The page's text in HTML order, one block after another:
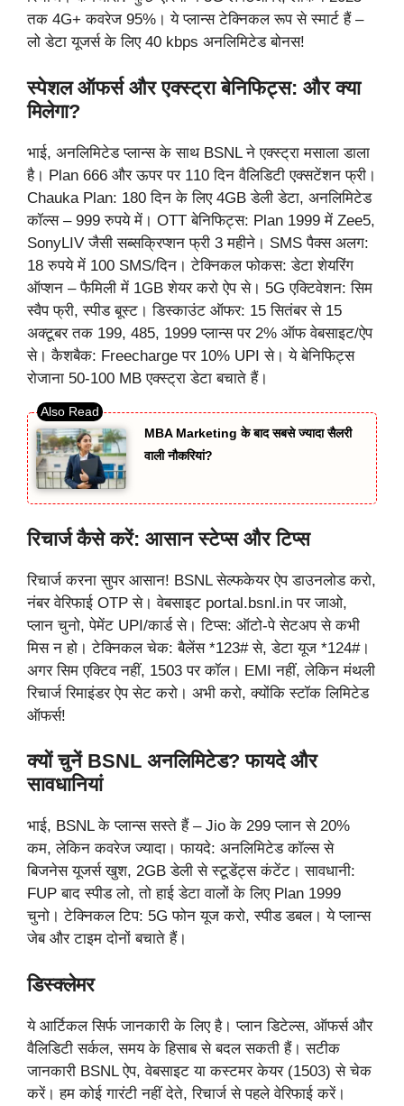
तक 4G+ कवरेज 95%। ये प्लान्स टेक्निकल रूप से स्मार्ट हैं –
लो डेटा यूजर्स के लिए 40 kbps अनलिमिटेड बोनस!
स्पेशल ऑफर्स और एक्स्ट्रा बेनिफिट्स: और क्या
मिलेगा?
भाई, अनलिमिटेड प्लान्स के साथ BSNL ने एक्स्ट्रा मसाला डाला
है। Plan 666 और ऊपर पर 110 दिन वैलिडिटी एक्सटेंशन फ्री।
Chauka Plan: 180 दिन के लिए 4GB डेली डेटा, अनलिमिटेड
कॉल्स – 999 रुपये में। OTT बेनिफिट्स: Plan 1999 में Zee5,
SonyLIV जैसी सब्सक्रिप्शन फ्री 3 महीने। SMS पैक्स अलग:
18 रुपये में 100 SMS/दिन। टेक्निकल फोकस: डेटा शेयरिंग
ऑप्शन – फैमिली में 1GB शेयर करो ऐप से। 5G एक्टिवेशन: सिम
स्वैप फ्री, स्पीड बूस्ट। डिस्काउंट ऑफर: 15 सितंबर से 15
अक्टूबर तक 199, 485, 1999 प्लान्स पर 2% ऑफ वेबसाइट/ऐप
से। कैशबैक: Freecharge पर 10% UPI से। ये बेनिफिट्स
रोजाना 50-100 MB एक्स्ट्रा डेटा बचाते हैं।
MBA Marketing के बाद सबसे ज्यादा सैलरी
वाली नौकरियां?
रिचार्ज कैसे करें: आसान स्टेप्स और टिप्स
रिचार्ज करना सुपर आसान! BSNL सेल्फकेयर ऐप डाउनलोड करो,
नंबर वेरिफाई OTP से। वेबसाइट portal.bsnl.in पर जाओ,
प्लान चुनो, पेमेंट UPI/कार्ड से। टिप्स: ऑटो-पे सेटअप से कभी
मिस न हो। टेक्निकल चेक: बैलेंस *123# से, डेटा यूज *124#।
अगर सिम एक्टिव नहीं, 1503 पर कॉल। EMI नहीं, लेकिन मंथली
रिचार्ज रिमाइंडर ऐप सेट करो। अभी करो, क्योंकि स्टॉक लिमिटेड
ऑफर्स!
क्यों चुनें BSNL अनलिमिटेड? फायदे और
सावधानियां
भाई, BSNL के प्लान्स सस्ते हैं – Jio के 299 प्लान से 20%
कम, लेकिन कवरेज ज्यादा। फायदे: अनलिमिटेड कॉल्स से
बिजनेस यूजर्स खुश, 2GB डेली से स्टूडेंट्स कंटेंट। सावधानी:
FUP बाद स्पीड लो, तो हाई डेटा वालों के लिए Plan 1999
चुनो। टेक्निकल टिप: 5G फोन यूज करो, स्पीड डबल। ये प्लान्स
जेब और टाइम दोनों बचाते हैं।
डिस्क्लेमर
ये आर्टिकल सिर्फ जानकारी के लिए है। प्लान डिटेल्स, ऑफर्स और
वैलिडिटी सर्कल, समय के हिसाब से बदल सकती हैं। सटीक
जानकारी BSNL ऐप, वेबसाइट या कस्टमर केयर (1503) से चेक
करें। हम कोई गारंटी नहीं देते, रिचार्ज से पहले वेरिफाई करें।